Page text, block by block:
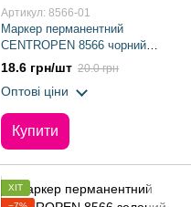
Артикул: 8566-01
Маркер перманентний
CENTROPEN 8566 чорний
2,5мм
18.6 грн/шт 20.0 грн
Оптові ціни
Купити
ХІТ